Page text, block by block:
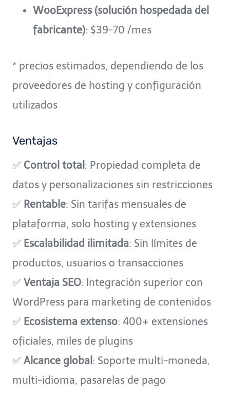
WooExpress (solución hospedada del
fabricante): $39-70 /mes
* precios estimados, dependiendo de los
proveedores de hosting y configuración
utilizados
Ventajas
✅ Control total : Propiedad completa de
datos y personalizaciones sin restricciones
✅ Rentable: Sin tarifas mensuales de
plataforma, solo hosting y extensiones
✅ Escalabilidad ilimitada: Sin límites de
productos, usuarios o transacciones
✅ Ventaja SEO: Integración superior con
WordPress para marketing de contenidos
✅ Ecosistema extenso: 400+ extensiones
oficiales, miles de plugins
✅ Alcance global : Soporte multi-moneda,
multi-idioma, pasarelas de pago